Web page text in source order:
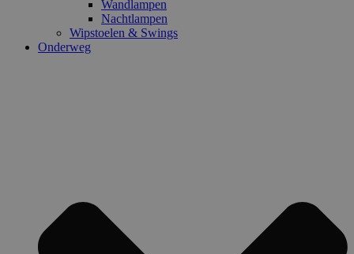
Wandlampen
Nachtlampen
Wipstoelen & Swings
Onderweg